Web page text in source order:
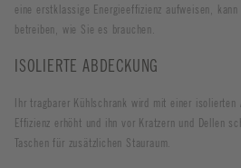
eine erstklassige Energieeffizienz aufweisen,
betreiben, wie Sie es brauchen.
ISOLIERTE ABDECKUNG
Ihr tragbarer Kühlschrank wird mit einer isolierten
Effizienz erhöht und ihn vor Kratzern und Dellen
Taschen für zusätzlichen Stauraum.